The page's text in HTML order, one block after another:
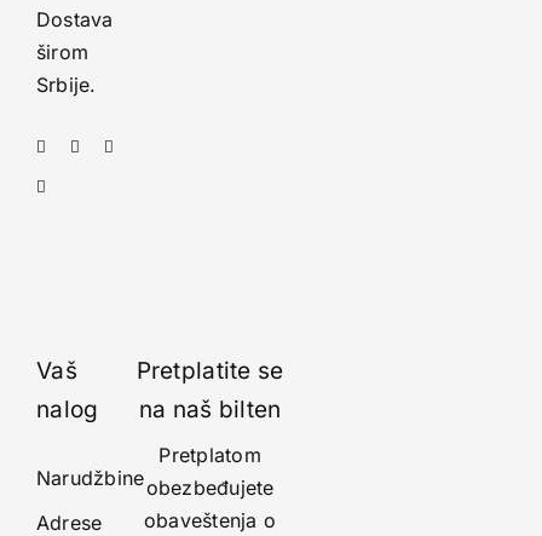
Dostava
širom
Srbije.
Vaš
nalog
Narudžbine
Adrese
Pretplatite se
na naš bilten
Pretplatom
obezbeđujete
obaveštenja o